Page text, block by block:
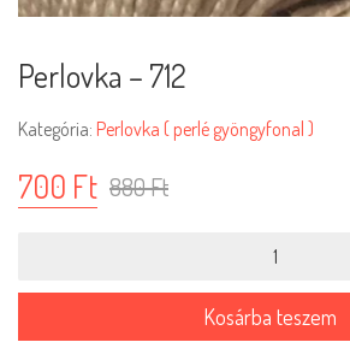
Perlovka – 712
Kategória: Perlovka ( perlé gyöngyfonal )
880Ft
700 Ft
712
Kosárba teszem